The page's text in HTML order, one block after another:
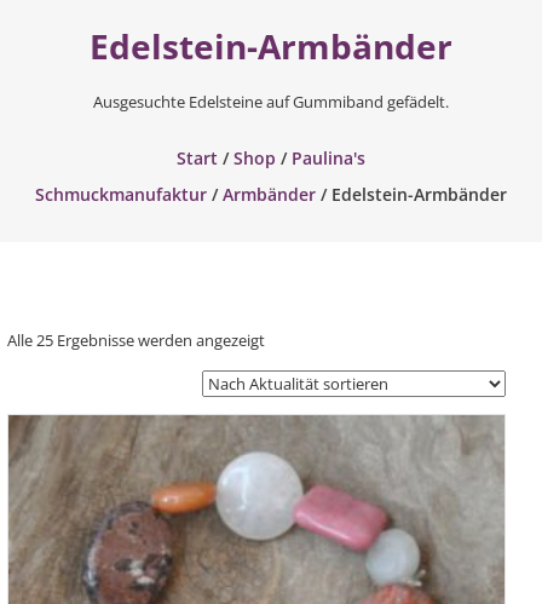
Edelstein-Armbänder
Ausgesuchte Edelsteine auf Gummiband gefädelt.
Start /Shop / Paulina's
Schmuckmanufaktur/Armbänder/ Edelstein-Armbänder
Alle 25 Ergebnisse werden angezeigtNach
Aktualität
sortiert